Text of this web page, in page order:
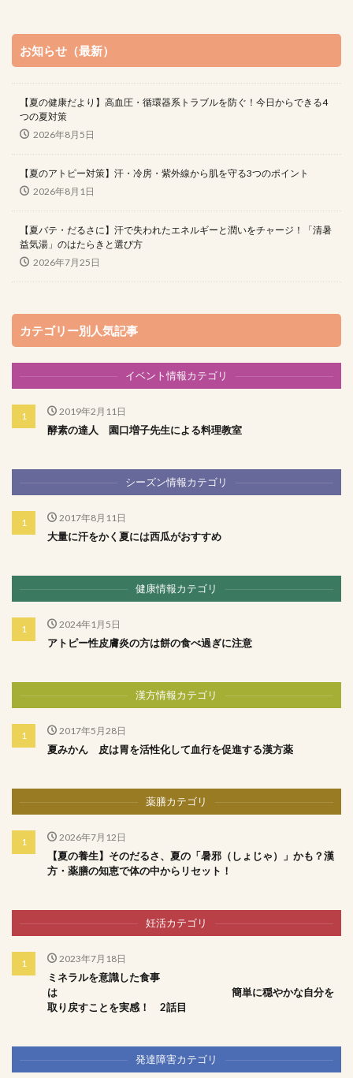
お知らせ（最新）
【夏の健康だより】高血圧・循環器系トラブルを防ぐ！今日からできる4
つの夏対策
2026年8月5日
【夏のアトピー対策】汗・冷房・紫外線から肌を守る3つのポイント
2026年8月1日
【夏バテ・だるさに】汗で失われたエネルギーと潤いをチャージ！「清暑
益気湯」のはたらきと選び方
2026年7月25日
カテゴリー別人気記事
イベント情報カテゴリ
2019年2月11日
酵素の達人 園口増子先生による料理教室
シーズン情報カテゴリ
2017年8月11日
大量に汗をかく夏には西瓜がおすすめ
健康情報カテゴリ
2024年1月5日
アトピー性皮膚炎の方は餅の食べ過ぎに注意
漢方情報カテゴリ
2017年5月28日
夏みかん 皮は胃を活性化して血行を促進する漢方薬
薬膳カテゴリ
2026年7月12日
【夏の養生】そのだるさ、夏の「暑邪（しょじゃ）」かも？漢
方・薬膳の知恵で体の中からリセット！
妊活カテゴリ
2023年7月18日
ミネラルを意識した食事
は 簡単に穏やかな自分を
取り戻すことを実感！ 2話目
発達障害カテゴリ